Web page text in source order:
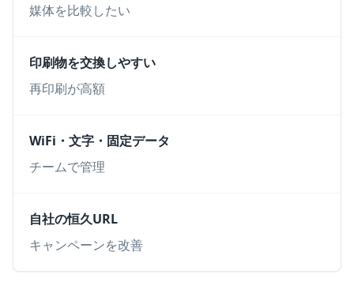
媒体を比較したい
印刷物を交換しやすい
再印刷が高額
WiFi・文字・固定データ
チームで管理
自社の恒久URL
キャンペーンを改善